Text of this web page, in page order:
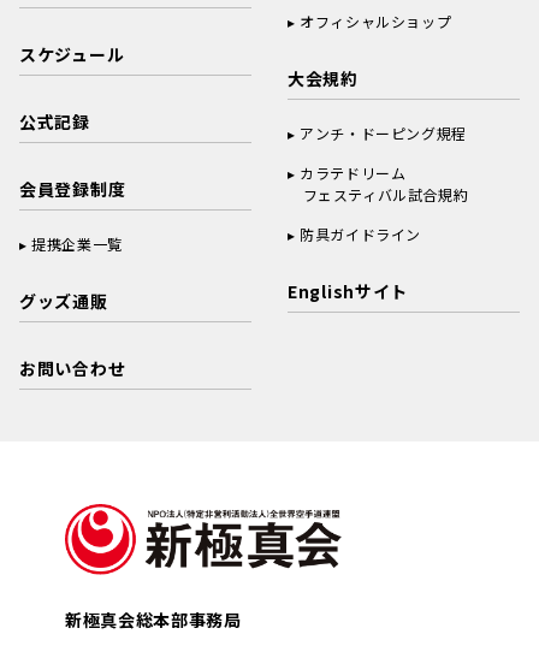
スケジュール
公式記録
会員登録制度
提携企業一覧
グッズ通販
お問い合わせ
オフィシャルショップ
大会規約
アンチ・ドーピング規程
カラテドリーム
フェスティバル試合規約
防具ガイドライン
Englishサイト
新極真会総本部事務局